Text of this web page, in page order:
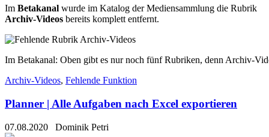
Im Betakanal wurde im Katalog der Mediensammlung die Rubrik
Archiv-Videos bereits komplett entfernt.
Im Betakanal: Oben gibt es nur noch fünf Rubriken, denn Archiv-
Archiv-Videos, Fehlende Funktion
Planner | Alle Aufgaben nach Excel exportieren
07.08.2020 Dominik Petri